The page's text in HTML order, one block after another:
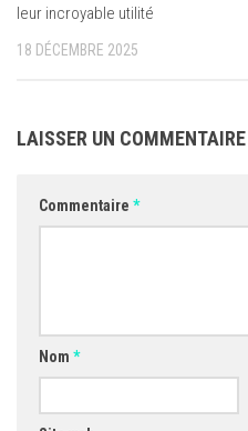
leur incroyable utilité
18 DÉCEMBRE 2025
LAISSER UN COMMENTAIRE
Commentaire *
Nom *